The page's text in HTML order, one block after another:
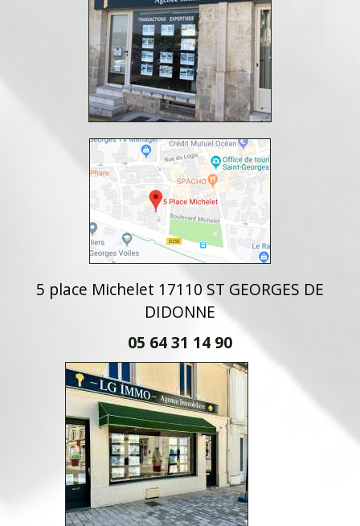
5 place Michelet 17110 ST GEORGES DE
DIDONNE
05 64 31 14 90